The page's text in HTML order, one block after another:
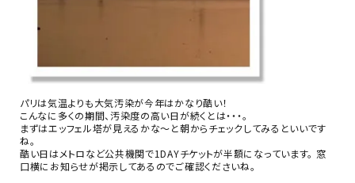
お問い合わせ
パリは気温よりも大気汚染が今年はかなり酷い！
こんなに多くの期間、汚染度の高い日が続くとは・・・。
まずはエッフェル塔が見えるかな～と朝からチェックしてみるといいです
ね。
酷い日はメトロなど公共機関で1DAYチケットが半額になっています。 窓
口横にお知らせが掲示してあるのでご確認くださいね。